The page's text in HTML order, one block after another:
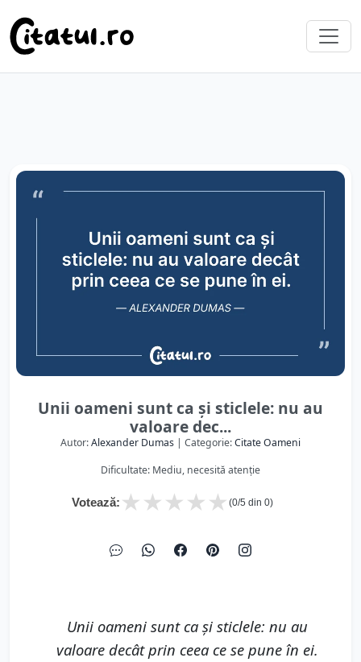
Unii oameni sunt ca și sticlele: nu au
valoare dec...
Autor:Alexander Dumas | Categorie:Citate Oameni
Dificultate: Mediu, necesită atenție
Votează: ★
★
★
★
★ (0/5 din 0)
Unii oameni sunt ca și sticlele: nu au
valoare decât prin ceea ce se pune în ei.